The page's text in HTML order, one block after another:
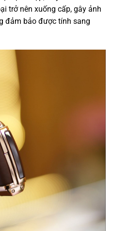
trở nên xuống cấp, gây ảnh
đảm bảo được tính sang